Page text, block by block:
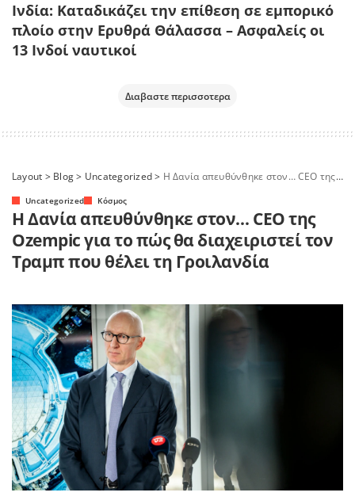
Ινδία: Καταδικάζει την επίθεση σε εμπορικό
πλοίο στην Ερυθρά Θάλασσα – Ασφαλείς οι
13 Ινδοί ναυτικοί
Διαβαστε περισσοτερα
Layout > Blog> Uncategorized> Η Δανία απευθύνθηκε στον… CEO της Ozempic για το πώς θα διαχειριστεί τον Τραμπ που θέλει τη Γροιλανδία
Uncategorized Κόσμος
Η Δανία απευθύνθηκε στον… CEO της
Ozempic για το πώς θα διαχειριστεί τον
Τραμπ που θέλει τη Γροιλανδία